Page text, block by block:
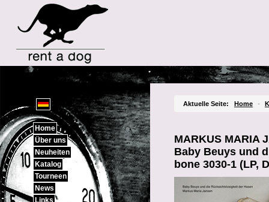
Home
Über uns
Neuheiten
Katalog
Tourneen
News
Links
Aktuelle Seite: Home •
MARKUS MARIA
Baby Beuys und
bone 3030-1 (LP,